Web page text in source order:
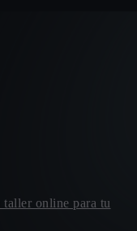
taller online para tu